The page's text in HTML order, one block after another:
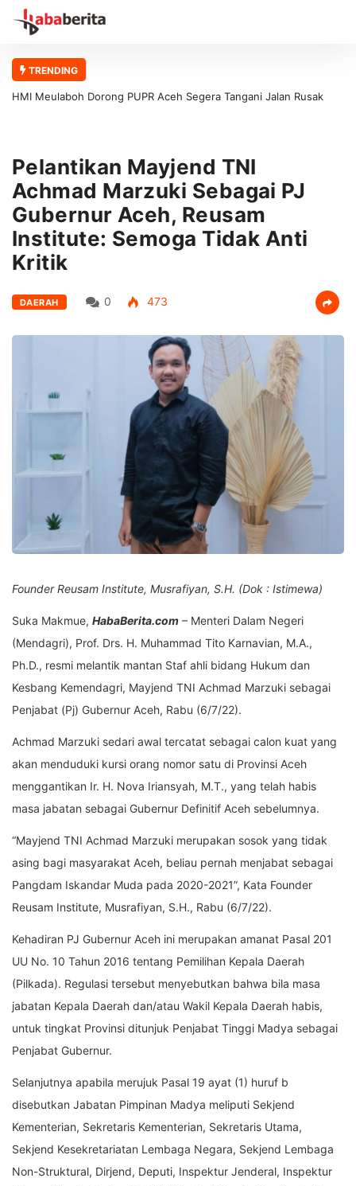
TRENDING
HMI Meulaboh Dorong PUPR Aceh Segera Tangani Jalan Rusak
Pelantikan Mayjend TNI
Achmad Marzuki Sebagai PJ
Gubernur Aceh, Reusam
Institute: Semoga Tidak Anti
Kritik
DAERAH 0 473
Founder Reusam Institute, Musrafiyan, S.H. (Dok : Istimewa)
Suka Makmue, HabaBerita.com – Menteri Dalam Negeri
(Mendagri), Prof. Drs. H. Muhammad Tito Karnavian, M.A.,
Ph.D., resmi melantik mantan Staf ahli bidang Hukum dan
Kesbang Kemendagri, Mayjend TNI Achmad Marzuki sebagai
Penjabat (Pj) Gubernur Aceh, Rabu (6/7/22).
Achmad Marzuki sedari awal tercatat sebagai calon kuat yang
akan menduduki kursi orang nomor satu di Provinsi Aceh
menggantikan Ir. H. Nova Iriansyah, M.T., yang telah habis
masa jabatan sebagai Gubernur Definitif Aceh sebelumnya.
“Mayjend TNI Achmad Marzuki merupakan sosok yang tidak
asing bagi masyarakat Aceh, beliau pernah menjabat sebagai
Pangdam Iskandar Muda pada 2020-2021”, Kata Founder
Reusam Institute, Musrafiyan, S.H., Rabu (6/7/22).
Kehadiran PJ Gubernur Aceh ini merupakan amanat Pasal 201
UU No. 10 Tahun 2016 tentang Pemilihan Kepala Daerah
(Pilkada). Regulasi tersebut menyebutkan bahwa bila masa
jabatan Kepala Daerah dan/atau Wakil Kepala Daerah habis,
untuk tingkat Provinsi ditunjuk Penjabat Tinggi Madya sebagai
Penjabat Gubernur.
Selanjutnya apabila merujuk Pasal 19 ayat (1) huruf b
disebutkan Jabatan Pimpinan Madya meliputi Sekjend
Kementerian, Sekretaris Kementerian, Sekretaris Utama,
Sekjend Kesekretariatan Lembaga Negara, Sekjend Lembaga
Non-Struktural, Dirjend, Deputi, Inspektur Jenderal, Inspektur